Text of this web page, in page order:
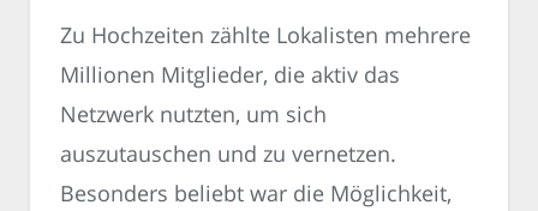
Zu Hochzeiten zählte Lokalisten mehrere
Millionen Mitglieder, die aktiv das
Netzwerk nutzten, um sich
auszutauschen und zu vernetzen.
Besonders beliebt war die Möglichkeit,